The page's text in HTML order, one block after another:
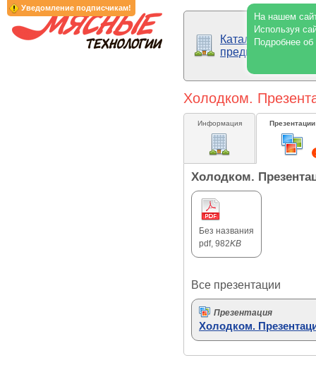
Уведомление подписчикам!
На нашем
Используя
Подробнее
Каталог
предприятий
Холодком.
Информация Презентации
Холодком.
Без названия
pdf, 982KB
Все презентации
Презентация
Холодком.